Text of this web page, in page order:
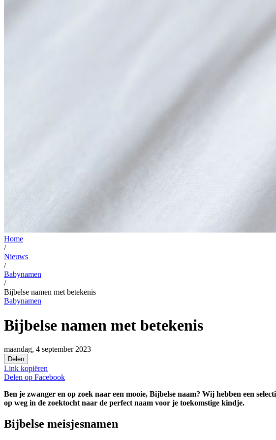
Home
/
Nieuws
/
Babynamen
/
Bijbelse namen met betekenis
Babynamen
Bijbelse namen met betekenis
maandag, 4 september 2023
Delen
Link kopiëren
Delen op Facebook
Ben je zwanger en op zoek naar een mooie, Bijbelse naam? Wij hebben een
op weg in de zoektocht naar de perfect naam voor je toekomstige kindje.
Bijbelse meisjesnamen